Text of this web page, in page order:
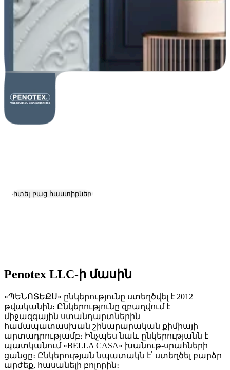
Դիտել բաց հաստիքները
Penotex LLC-ի մասին
«ՊԵՆՈՏԵՔՍ» ընկերությունը ստեղծվել է 2012
թվականին։ Ընկերությունը զբաղվում է
միջազգային ստանդարտներին
համապատասխան շինարարական քիմիայի
արտադրությամբ։ Ինչպես նաև ընկերությանն է
պատկանում «BELLA CASA» խանութ-սրահների
ցանցը։ Ընկերության նպատակն է՝ ստեղծել բարձր
արժեք, հասանելի բոլորին։